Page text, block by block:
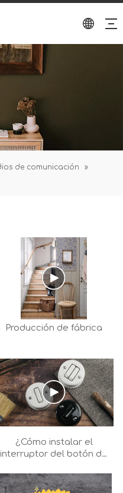
de comunicación
»
Producción de fábrica
¿Cómo instalar el
interruptor del botón de
superficie?